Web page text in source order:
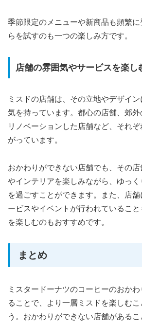
季節限定のメニューや新商品も頻繁
らを試すのも一つの楽しみ方です。
店舗の雰囲気やサービスを楽し
ミスドの店舗は、その立地やデザイ
気を持っています。都心の店舗、郊
リノベーションした店舗など、それ
がっています。
おかわりができない店舗でも、その
やインテリアを楽しみながら、ゆっ
を過ごすことができます。また、店
ービスやイベントが行われているこ
を楽しむのもおすすめです。
まとめ
ミスタードーナツのコーヒーのおか
ることで、より一層ミスドを楽しむこ
う。おかわりができない店舗がある